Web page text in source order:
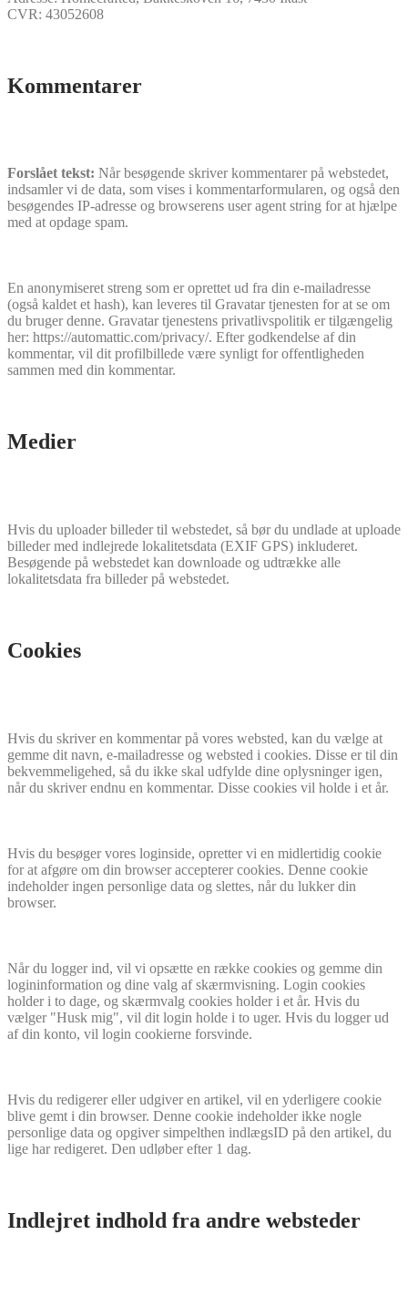
CVR: 43052608
Kommentarer
Forslået tekst: Når besøgende skriver kommentarer på webstedet,
indsamler vi de data, som vises i kommentarformularen, og også den
besøgendes IP-adresse og browserens user agent string for at hjælpe
med at opdage spam.
En anonymiseret streng som er oprettet ud fra din e-mailadresse
(også kaldet et hash), kan leveres til Gravatar tjenesten for at se om
du bruger denne. Gravatar tjenestens privatlivspolitik er tilgængelig
her: https://automattic.com/privacy/. Efter godkendelse af din
kommentar, vil dit profilbillede være synligt for offentligheden
sammen med din kommentar.
Medier
Hvis du uploader billeder til webstedet, så bør du undlade at uploade
billeder med indlejrede lokalitetsdata (EXIF GPS) inkluderet.
Besøgende på webstedet kan downloade og udtrække alle
lokalitetsdata fra billeder på webstedet.
Cookies
Hvis du skriver en kommentar på vores websted, kan du vælge at
gemme dit navn, e-mailadresse og websted i cookies. Disse er til din
bekvemmeligehed, så du ikke skal udfylde dine oplysninger igen,
når du skriver endnu en kommentar. Disse cookies vil holde i et år.
Hvis du besøger vores loginside, opretter vi en midlertidig cookie
for at afgøre om din browser accepterer cookies. Denne cookie
indeholder ingen personlige data og slettes, når du lukker din
browser.
Når du logger ind, vil vi opsætte en række cookies og gemme din
logininformation og dine valg af skærmvisning. Login cookies
holder i to dage, og skærmvalg cookies holder i et år. Hvis du
vælger "Husk mig", vil dit login holde i to uger. Hvis du logger ud
af din konto, vil login cookierne forsvinde.
Hvis du redigerer eller udgiver en artikel, vil en yderligere cookie
blive gemt i din browser. Denne cookie indeholder ikke nogle
personlige data og opgiver simpelthen indlægsID på den artikel, du
lige har redigeret. Den udløber efter 1 dag.
Indlejret indhold fra andre websteder